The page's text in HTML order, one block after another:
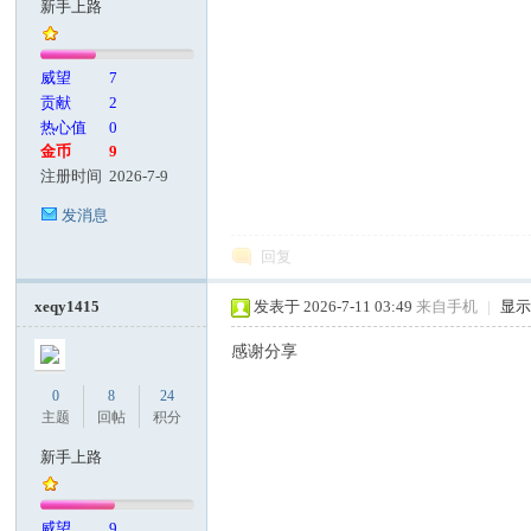
论
新手上路
威望
7
贡献
2
热心值
0
金币
9
注册时间 2026-7-9
发消息
回复
xeqy1415
0
主题
8
回帖
24
积分
新手上路
发表于 2026-7-11 03:49 来自手机 | 显
感谢分享